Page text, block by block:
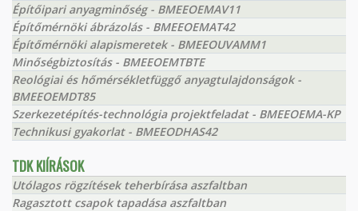
Építőipari anyagminőség - BMEEOEMAV11
Építőmérnöki ábrázolás - BMEEOEMAT42
Építőmérnöki alapismeretek - BMEEOUVAMM1
Minőségbiztosítás - BMEEOEMTBTE
Reológiai és hőmérsékletfüggő anyagtulajdonságok -
BMEEOEMDT85
Szerkezetépítés-technológia projektfeladat - BMEEOEMA-KP
Technikusi gyakorlat - BMEEODHAS42
TDK KIÍRÁSOK
Utólagos rögzítések teherbírása aszfaltban
Ragasztott csapok tapadása aszfaltban